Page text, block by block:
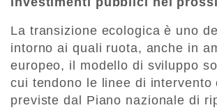
La transizione ecologica è uno
intorno ai quali ruota, anche in
europeo, il modello di sviluppo
cui tendono le linee di intervento
previste dal Piano nazionale di